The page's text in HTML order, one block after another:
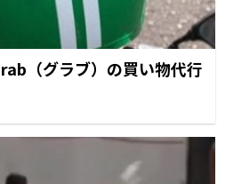
（グラブ）の買い物代行